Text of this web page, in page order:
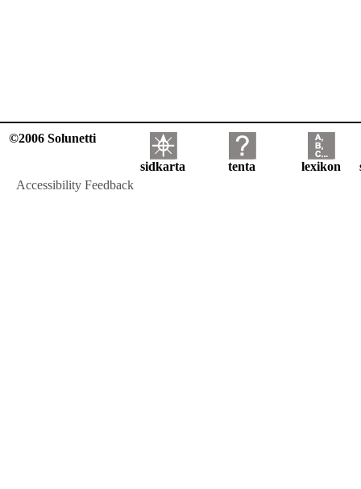
©2006 Solunetti
sidkarta tenta lexikon
Accessibility Feedback